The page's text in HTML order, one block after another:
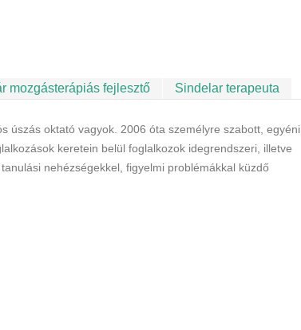
mozgásterápiás fejlesztő Sindelar terapeuta
úszás oktató vagyok. 2006 óta személyre szabott, egyéni
keretein belül foglalkozok idegrendszeri, illetve
nehézségekkel, figyelmi problémákkal küzdő